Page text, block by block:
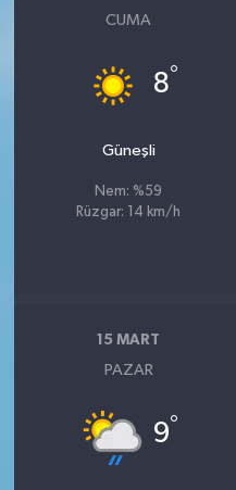
CUMA
8°
Güneşli
Nem: %59
Rüzgar: 14 km/h
15 MART
PAZAR
9°